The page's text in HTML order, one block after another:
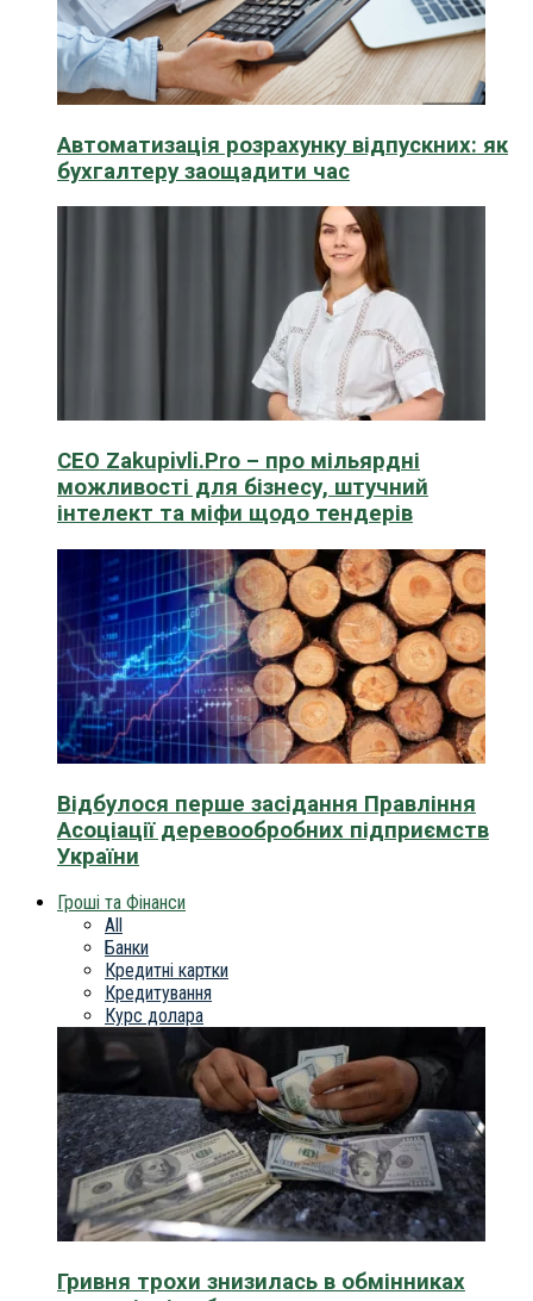
Автоматизація розрахунку відпускних: як
бухгалтеру заощадити час
CEO Zakupivli.Pro – про мільярдні
можливості для бізнесу, штучний
інтелект та міфи щодо тендерів
Відбулося перше засідання Правління
Асоціації деревообробних підприємств
України
Гроші та Фінанси
All
Банки
Кредитні картки
Кредитування
Курс долара
Гривня трохи знизилась в обмінниках